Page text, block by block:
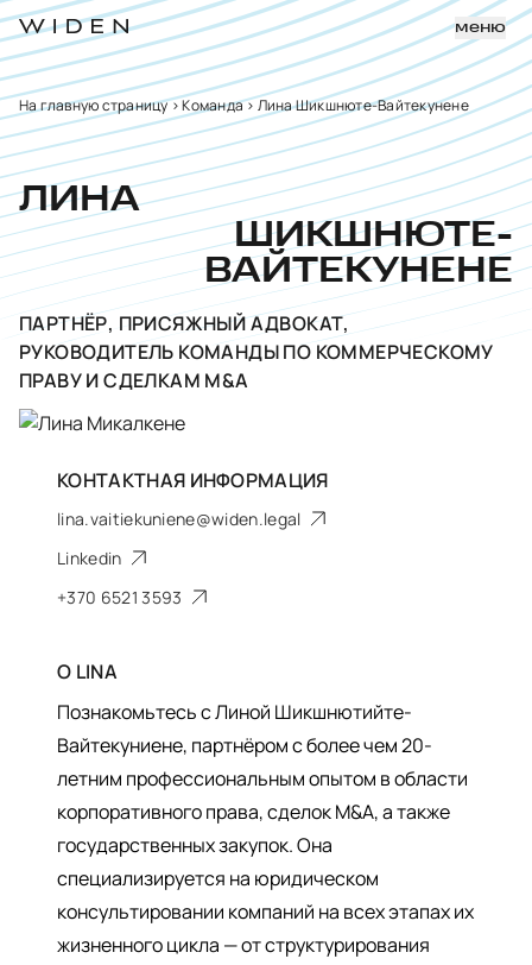
меню
На главную страницу>Команда>Лина Шикшнюте-Вайтекунене
ЛИНА
ШИКШНЮТЕ-
ВАЙТЕКУНЕНЕ
ПАРТНЁР, ПРИСЯЖНЫЙ АДВОКАТ,
РУКОВОДИТЕЛЬ КОМАНДЫ ПО КОММЕРЧЕСКОМУ
ПРАВУ И СДЕЛКАМ M&A
КОНТАКТНАЯ ИНФОРМАЦИЯ
lina.vaitiekuniene@widen.legal
Linkedin
+370 6521 3593
О LINA
Познакомьтесь с Линой Шикшнютийте-
Вайтекуниене, партнёром с более чем 20-
летним профессиональным опытом в области
корпоративного права, сделок M&A, а также
государственных закупок. Она
специализируется на юридическом
консультировании компаний на всех этапах их
жизненного цикла — от структурирования